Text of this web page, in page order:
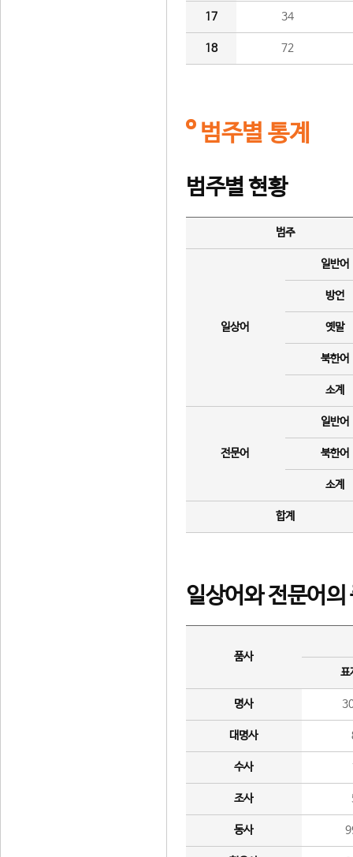
17 34
18 72
범주별 통계
범주별 현황
범주
일상어
일반어
방언
옛말
북한어
소계
전문어
일반어
북한어
소계
합계
일상어와 전문어의
품사
표
명사
대명사
수사
조사
동사